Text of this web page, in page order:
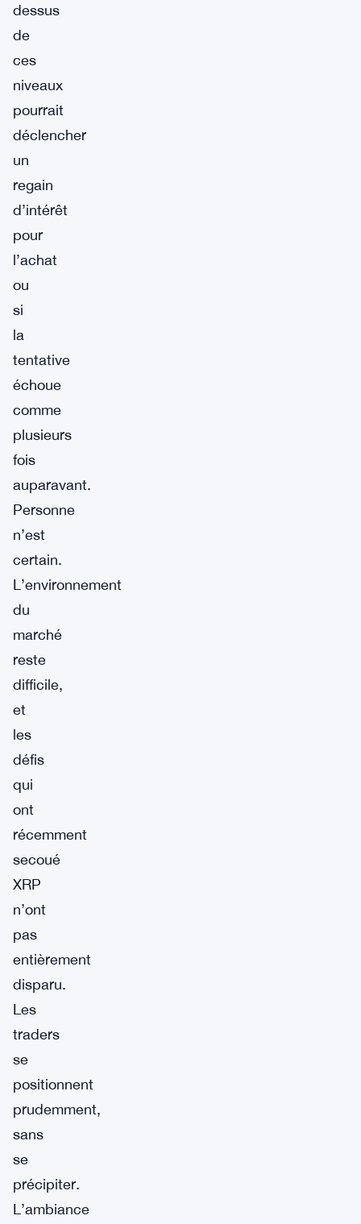
dessus
de
ces
niveaux
pourrait
déclencher
un
regain
d’intérêt
pour
l’achat
ou
si
la
tentative
échoue
comme
plusieurs
fois
auparavant.
Personne
n’est
certain.
L’environnement
du
marché
reste
difficile,
et
les
défis
qui
ont
récemment
secoué
XRP
n’ont
pas
entièrement
disparu.
Les
traders
se
positionnent
prudemment,
sans
se
précipiter.
L’ambiance